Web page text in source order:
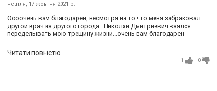
неділя, 17 жовтня 2021 р.
Оооочень вам благодарен, несмотря на то что меня забраковал
другой врач из другого города . Николай Дмитриевич взялся
переделывать мою трещину жизни...очень вам благодарен
Читати повністю
1 0